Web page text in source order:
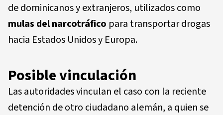
de dominicanos y extranjeros, utilizados como
mulas del narcotráfico para transportar drogas
hacia Estados Unidos y Europa.
Posible vinculación
Las autoridades vinculan el caso con la reciente
detención de otro ciudadano alemán, a quien se